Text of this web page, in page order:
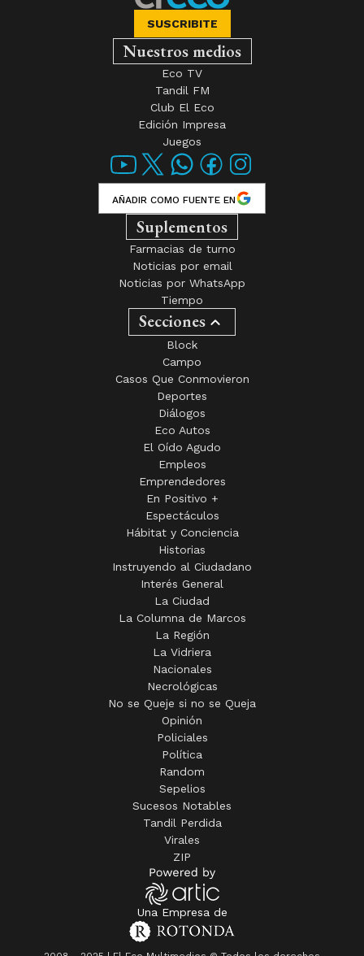
SUSCRIBITE
Nuestros medios
Eco TV
Tandil FM
Club El Eco
Edición Impresa
Juegos
AÑADIR COMO FUENTE EN
Suplementos
Farmacias de turno
Noticias por email
Noticias por WhatsApp
Tiempo
Secciones
Block
Campo
Casos Que Conmovieron
Deportes
Diálogos
Eco Autos
El Oído Agudo
Empleos
Emprendedores
En Positivo +
Espectáculos
Hábitat y Conciencia
Historias
Instruyendo al Ciudadano
Interés General
La Ciudad
La Columna de Marcos
La Región
La Vidriera
Nacionales
Necrológicas
No se Queje si no se Queja
Opinión
Policiales
Política
Random
Sepelios
Sucesos Notables
Tandil Perdida
Virales
ZIP
Una Empresa de